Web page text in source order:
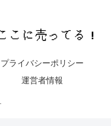
プライバシーポリシー
運営者情報